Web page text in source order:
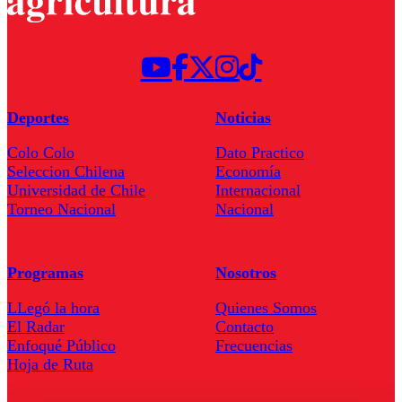
Deportes
Colo Colo
Seleccion Chilena
Universidad de Chile
Torneo Nacional
Noticias
Dato Practico
Economía
Internacional
Nacional
Programas
LLegó la hora
El Radar
Enfoqué Público
Hoja de Ruta
Nosotros
Quienes Somos
Contacto
Frecuencias